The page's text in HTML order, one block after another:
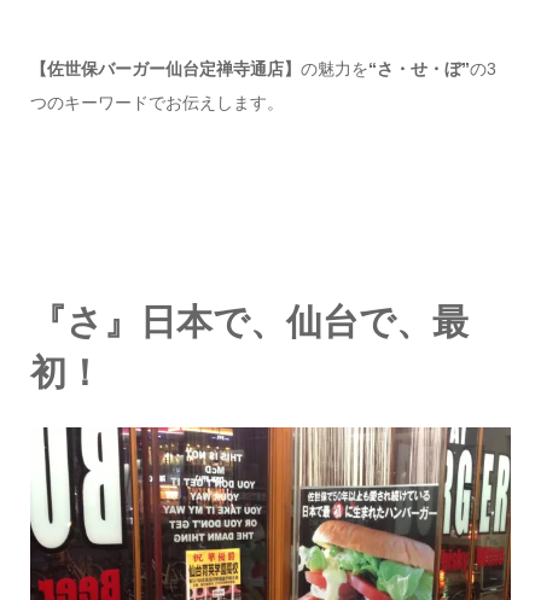
【佐世保バーガー仙台定禅寺通店】 の魅力を“さ・せ・ぼ”の3
つのキーワードでお伝えします。
『さ』日本で、仙台で、最
初！